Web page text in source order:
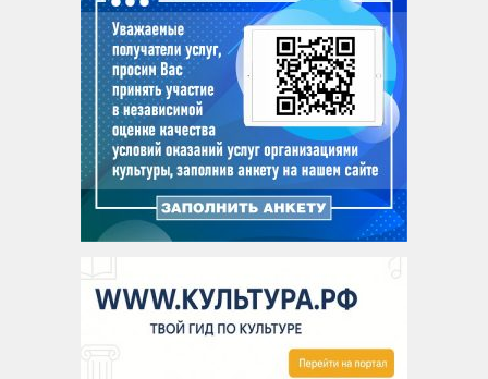
Версия для слабовидящих